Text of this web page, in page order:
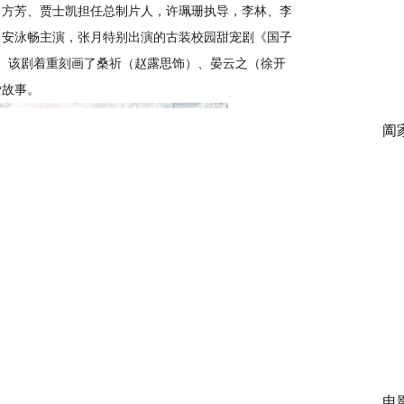
方芳、 贾士凯担任总制片人，许珮珊执导，李林、李
泳畅主演，张月特别出演的古装校园甜宠剧《国子
该剧着重刻画了桑祈（赵露思饰）、晏云之（徐开
事。
阖